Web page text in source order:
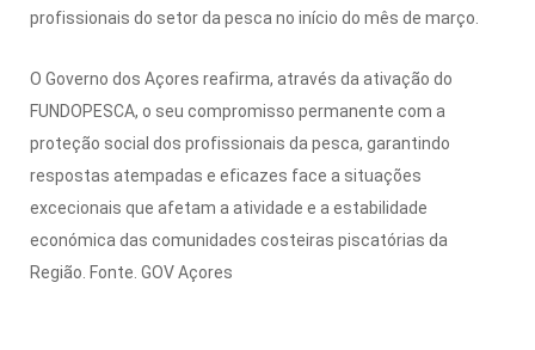
profissionais do setor da pesca no início do mês de março.
O Governo dos Açores reafirma, através da ativação do
FUNDOPESCA, o seu compromisso permanente com a
proteção social dos profissionais da pesca, garantindo
respostas atempadas e eficazes face a situações
excecionais que afetam a atividade e a estabilidade
económica das comunidades costeiras piscatórias da
Região. Fonte. GOV Açores